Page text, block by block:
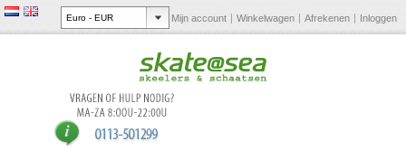
Mijn account Winkelwagen Afrekenen Inloggen